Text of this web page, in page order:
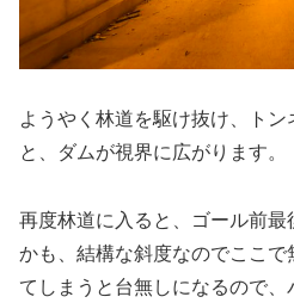
ようやく林道を駆け抜け、ト
と、ダムが視界に広がります。
再度林道に入ると、ゴール前
かも、結構な斜度なのでここ
てしまうと台無しになるので